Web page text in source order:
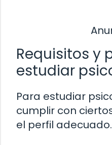
Requisitos y
estudiar
Para estudiar
cumplir con
el perfil adecuado.